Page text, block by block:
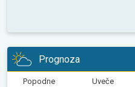
Prognoza
Popodne Uveče